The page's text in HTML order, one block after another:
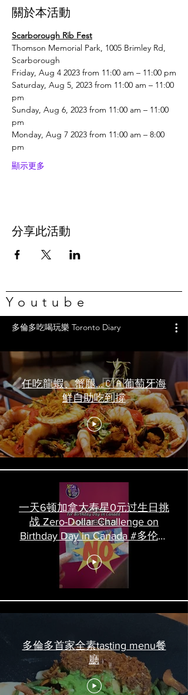
關於本活動
Scarborough Rib Fest
Thomson Memorial Park, 1005 Brimley Rd,
Scarborough
Friday, Aug 4 2023 from 11:00 am – 11:00 pm
Saturday, Aug 5, 2023 from 11:00 am – 11:00
pm
Sunday, Aug 6, 2023 from 11:00 am – 11:00
pm
Monday, Aug 7 2023 from 11:00 am – 8:00
pm
顯示更多
分享此活動
Youtube
多倫多吃喝玩樂 Toronto Diary
任吃龍蝦、蟹腿…🇨🇦葡萄牙海
鮮自助吃到撐
一天6顿加拿大寿星0元过生日挑
战 Zero-Dollar Challenge on
Birthday Day in Canada #多伦多
吃喝玩乐 #多伦多美食
#torontofood
多倫多首家全素tasting menu餐
廳